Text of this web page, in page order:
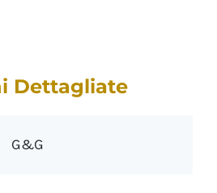
Dettagliate
G&G